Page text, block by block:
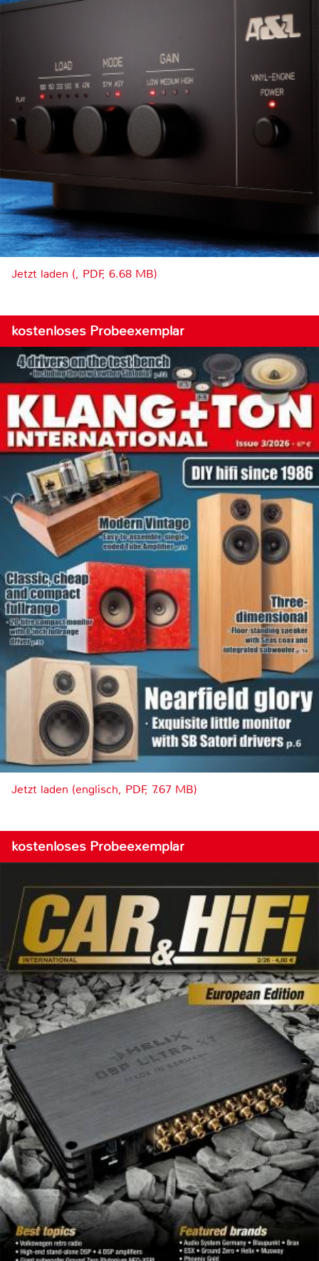
Jetzt laden (, PDF, 6.68 MB)
kostenloses Probeexemplar
Jetzt laden (englisch, PDF, 7.67 MB)
kostenloses Probeexemplar